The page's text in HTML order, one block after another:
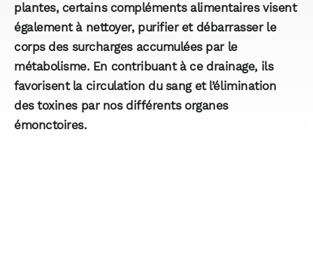
plantes, certains compléments alimentaires visent
également à nettoyer, purifier et débarrasser le
corps des surcharges accumulées par le
métabolisme. En contribuant à ce drainage, ils
favorisent la circulation du sang et l’élimination
des toxines par nos différents organes
émonctoires.